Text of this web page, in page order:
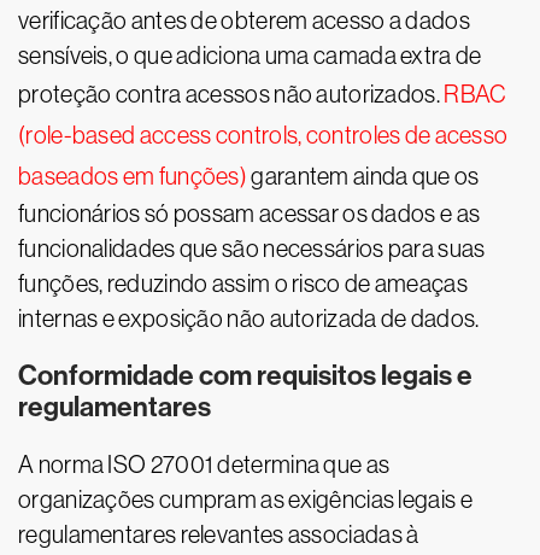
verificação antes de obterem acesso a dados
sensíveis, o que adiciona uma camada extra de
proteção contra acessos não autorizados. RBAC
(role-based access controls, controles de acesso
baseados em funções)garantem ainda que os
funcionários só possam acessar os dados e as
funcionalidades que são necessários para suas
funções, reduzindo assim o risco de ameaças
internas e exposição não autorizada de dados.
Conformidade com requisitos legais e
regulamentares
A norma ISO 27001 determina que as
organizações cumpram as exigências legais e
regulamentares relevantes associadas à